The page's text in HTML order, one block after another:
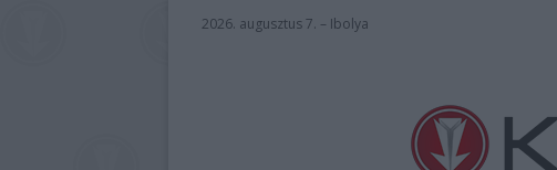
2026. augusztus 7. – Ibolya